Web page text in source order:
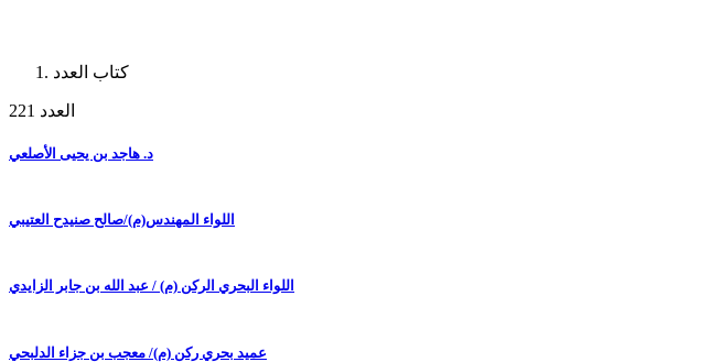
كتاب العدد
العدد 221
د. هاجد بن يحيى الأصلعي
اللواء المهندس(م)/صالح صنيدح العتيبي
اللواء البحري الركن (م) / عبد الله بن جابر الزايدي
عميد بحري ركن (م)/ معجب بن جزاء الدلبحي